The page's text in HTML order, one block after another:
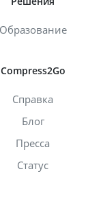
Образование
Compress2Go
Справка
Блог
Пресса
Статус